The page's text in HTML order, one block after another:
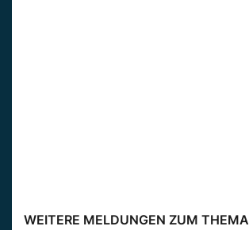
WEITERE MELDUNGEN ZUM THEMA